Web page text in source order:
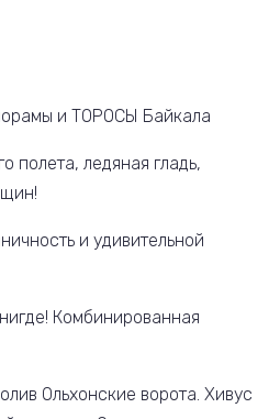
и ТОРОСЫ Байкала
полета, ледяная гладь,
и удивительной
Комбинированная
Ольхонские ворота. Хивус